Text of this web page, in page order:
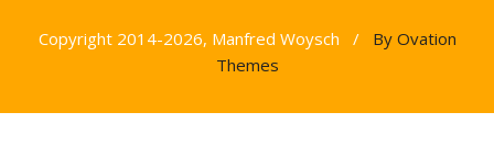
Copyright 2014-2026, Manfred Woysch /
By Ovation
Themes